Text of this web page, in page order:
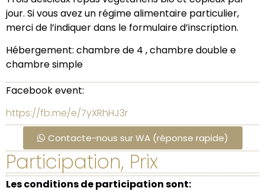
jour. Si vous avez un régime alimentaire particulier,
merci de l’indiquer dans le formulaire d’inscription.
Hébergement: chambre de 4 , chambre double e
chambre simple
Facebook event:
https://fb.me/e/7yXRhHJ3r
Contacte-nous sur WA (réponse rapide)
Participation, Prix
Les conditions de participation sont: